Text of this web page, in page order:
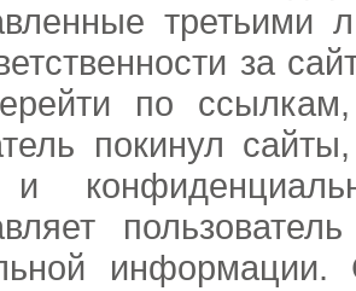
третьими
за
по
покинул